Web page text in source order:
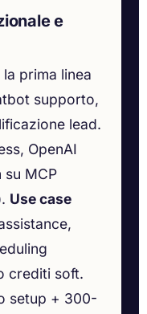
e
prima linea
supporto,
lead.
OpenAI
su MCP
Use case
crediti soft.
setup + 300-